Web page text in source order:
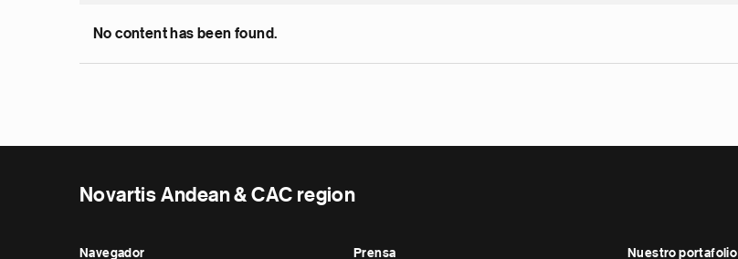
No content has been found.
Novartis Andean & CAC region
Navegador Prensa Nuestro portafolio